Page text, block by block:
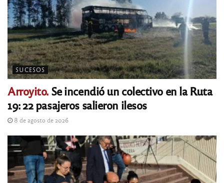
SUCESOS
Arroyito. Se incendió un colectivo en la Ruta
19: 22 pasajeros salieron ilesos
8 de agosto de 2026